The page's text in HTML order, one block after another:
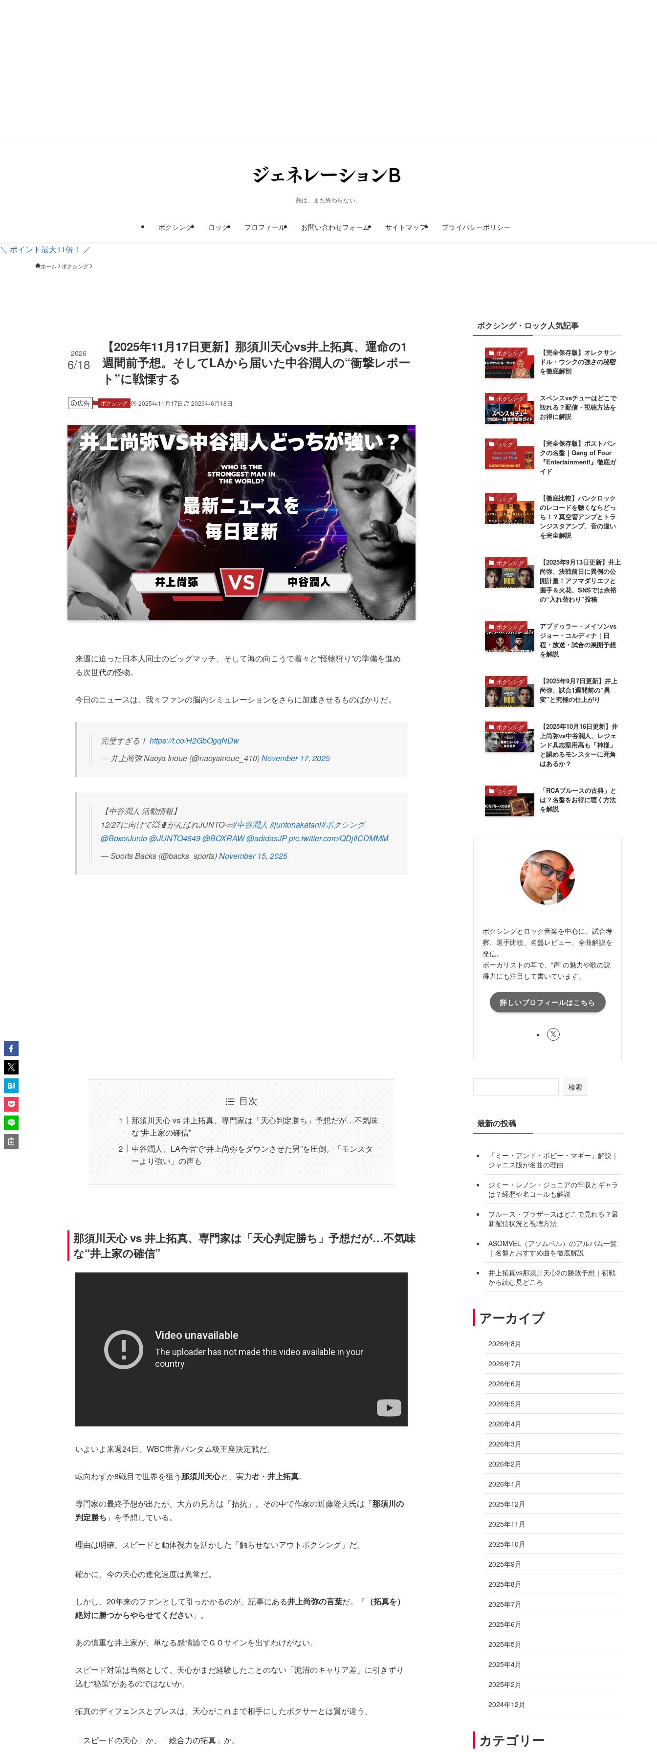
熱は、まだ終わらない。
ボクシング ロック プロフィール お問い合わせフォーム サイトマップ プライバシーポリシー
＼ ポイント最大11倍！ ／
ホーム ボクシング
【2025年11月17日更新】那須川天心vs井上拓真、運命の1
週間前予想。そしてLAから届いた中谷潤人の“衝撃レポー
ト”に戦慄する
2026
6/18
広告 ボクシング 2025年11月17日 2026年6月18日
来週に迫った日本人同士のビッグマッチ、そして海の向こうで着々と“怪物狩り”の準備を進め
る次世代の怪物。
今日のニュースは、我々ファンの脳内シミュレーションをさらに加速させるものばかりだ。
完璧すぎる！ https://t.co/H2GbOgqNDw
— 井上尚弥 Naoya Inoue (@naoyainoue_410)November 17, 2025
【中谷潤人 活動情報】
12/27に向けて💥🥊がんばれJUNTO📣#中谷潤人 #juntonakatani#ボクシング
@BoxerJunto@JUNTO4649@BOXRAW@adidasJPpic.twitter.com/QDjIlCDMMM
— Sports Backs (@backs_sports)November 15, 2025
目次
那須川天心 vs 井上拓真、専門家は「天心判定勝ち」予想だが…不気味
な“井上家の確信”
中谷潤人、LA合宿で“井上尚弥をダウンさせた男”を圧倒。「モンスタ
ーより強い」の声も
那須川天心 vs 井上拓真、専門家は「天心判定勝ち」予想だが…不気味
な“井上家の確信”
いよいよ来週24日、WBC世界バンタム級王座決定戦だ。
転向わずか8戦目で世界を狙う那須川天心と、実力者・ 井上拓真。
専門家の最終予想が出たが、大方の見方は「拮抗」。その中で作家の近藤隆夫氏は「那須川の
判定勝ち 」を予想している。
理由は明確、スピードと動体視力を活かした「触らせないアウトボクシング」だ。
確かに、今の天心の進化速度は異常だ。
しかし、20年来のファンとして引っかかるのが、記事にある井上尚弥の言葉だ。「 （拓真を）
絶対に勝つからやらせてください 」。
あの慎重な井上家が、単なる感情論でＧＯサインを出すわけがない。
スピード対策は当然として、天心がまだ経験したことのない「泥沼のキャリア差」に引きずり
込む“秘策”があるのではないか。
拓真のディフェンスとプレスは、天心がこれまで相手にしたボクサーとは質が違う。
「スピードの天心」か、「総合力の拓真」か。
ボクシング・ロック人気記事
ボクシング
【完全保存版】オレクサン
ドル・ウシクの強さの秘密
を徹底解剖
ボクシング
スペンスvsチューはどこで
観れる？配信・視聴方法を
お得に解説
ロック
【完全保存版】ポストパン
クの名盤｜Gang of Four
『Entertainment!』徹底ガ
イド
ロック
【徹底比較】パンクロック
のレコードを聴くならどっ
ち！？真空管アンプとトラ
ンジスタアンプ、音の違い
を完全解説
ボクシング
【2025年9月13日更新】井上
尚弥、決戦前日に異例の公
開計量！アフマダリエフと
握手＆火花、SNSでは余裕
の“入れ替わり”投稿
ボクシング
アブドゥラー・メイソンvs
ジョー・コルディナ｜日
程・放送・試合の展開予想
を解説
ボクシング
【2025年9月7日更新】井上
尚弥、試合1週間前の”異
変”と究極の仕上がり
ボクシング
【2025年10月16日更新】井
上尚弥vs中谷潤人、レジェ
ンド具志堅用高も「神様」
と認めるモンスターに死角
はあるか？
ロック
「RCAブルースの古典」と
は？名盤をお得に聴く方法
を解説
ボクシングとロック音楽を中心に、試合考
察、選手比較、名盤レビュー、全曲解説を
発信。
ボーカリストの耳で、“声”の魅力や歌の説
得力にも注目して書いています。
詳しいプロフィールはこちら
検索
最新の投稿
「ミー・アンド・ボビー・マギー」解説｜
ジャニス版が名曲の理由
ジミー・レノン・ジュニアの年収とギャラ
は？経歴や名コールも解説
ブルース・ブラザースはどこで見れる？最
新配信状況と視聴方法
ASOMVEL（アソムベル）のアルバム一覧
｜名盤とおすすめ曲を徹底解説
井上拓真vs那須川天心2の勝敗予想｜初戦
から読む見どころ
アーカイブ
2026年8月
2026年7月
2026年6月
2026年5月
2026年4月
2026年3月
2026年2月
2026年1月
2025年12月
2025年11月
2025年10月
2025年9月
2025年8月
2025年7月
2025年6月
2025年5月
2025年4月
2025年2月
2024年12月
カテゴリー